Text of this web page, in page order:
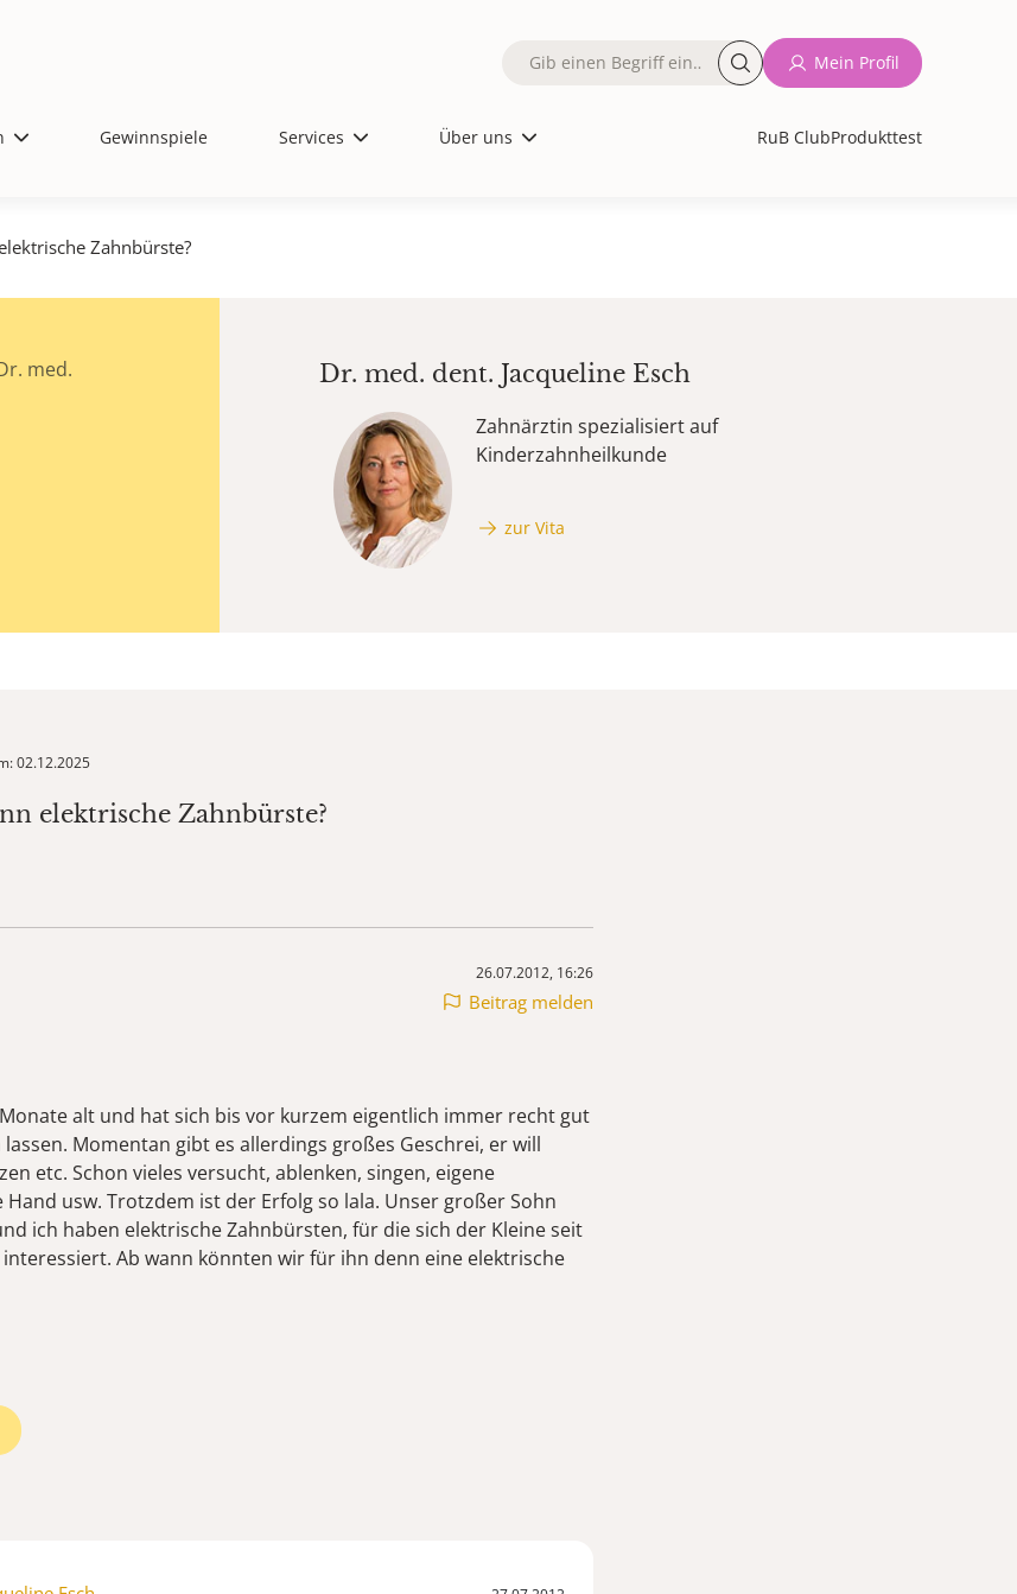
Gewinnspiele Services Über uns RuB ClubProdukttest
Fulltext
Mein Profil
Zahnbürste?
med.
Dr. med. dent. Jacqueline Esch
Zahnärztin spezialisiert auf
Kinderzahnheilkunde
zur Vita
02.12.2025
elektrische Zahnbürste?
26.07.2012, 16:26
Beitrag melden
alt und hat sich bis vor kurzem eigentlich immer recht gut
Momentan gibt es allerdings großes Geschrei, er will
etc. Schon vieles versucht, ablenken, singen, eigene
usw. Trotzdem ist der Erfolg so lala. Unser großer Sohn
ich haben elektrische Zahnbürsten, für die sich der Kleine seit
Ab wann könnten wir für ihn denn eine elektrische